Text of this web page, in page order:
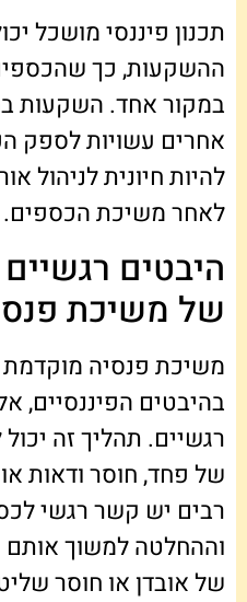
תכנון פיננסי מושכל
ההשקעות, כך
במקור אחד. השקעות
אחרים עשויות לספק
להיות חיונית לניהול
לאחר משיכת הכספים.
היבטים
של משיכת
משיכת פנסיה
בהיבטים הפיננסיים,
רגשיים. תהליך זה
של פחד, חוסר ודאות
רבים יש קשר רגשי
וההחלטה למשוך אותם
של אובדן או חוסר